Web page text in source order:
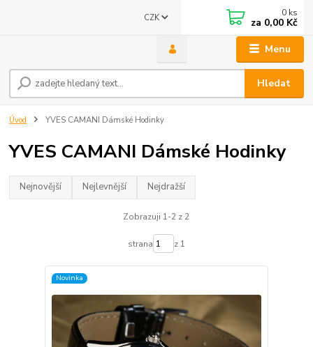
Menu
CZK
Hledat
0 ks
za 0,00 Kč
Úvod YVES CAMANI Dámské Hodinky
YVES CAMANI Dámské Hodinky
Nejnovější Nejlevnější Nejdražší
Zobrazuji 1-2 z 2
strana z 1
Novinka